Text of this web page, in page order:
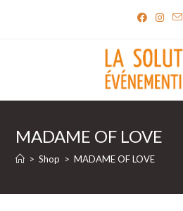
MADAME OF LOVE
> Shop > MADAME OF LOVE